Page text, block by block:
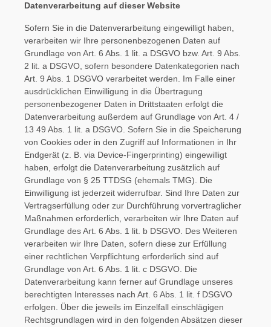
Datenverarbeitung auf dieser Website
Sofern Sie in die Datenverarbeitung eingewilligt haben,
verarbeiten wir Ihre personenbezogenen Daten auf
Grundlage von Art. 6 Abs. 1 lit. a DSGVO bzw. Art. 9 Abs.
2 lit. a DSGVO, sofern besondere Datenkategorien nach
Art. 9 Abs. 1 DSGVO verarbeitet werden. Im Falle einer
ausdrücklichen Einwilligung in die Übertragung
personenbezogener Daten in Drittstaaten erfolgt die
Datenverarbeitung außerdem auf Grundlage von Art. 4 /
13 49 Abs. 1 lit. a DSGVO. Sofern Sie in die Speicherung
von Cookies oder in den Zugriff auf Informationen in Ihr
Endgerät (z. B. via Device-Fingerprinting) eingewilligt
haben, erfolgt die Datenverarbeitung zusätzlich auf
Grundlage von § 25 TTDSG (ehemals TMG). Die
Einwilligung ist jederzeit widerrufbar. Sind Ihre Daten zur
Vertragserfüllung oder zur Durchführung vorvertraglicher
Maßnahmen erforderlich, verarbeiten wir Ihre Daten auf
Grundlage des Art. 6 Abs. 1 lit. b DSGVO. Des Weiteren
verarbeiten wir Ihre Daten, sofern diese zur Erfüllung
einer rechtlichen Verpflichtung erforderlich sind auf
Grundlage von Art. 6 Abs. 1 lit. c DSGVO. Die
Datenverarbeitung kann ferner auf Grundlage unseres
berechtigten Interesses nach Art. 6 Abs. 1 lit. f DSGVO
erfolgen. Über die jeweils im Einzelfall einschlägigen
Rechtsgrundlagen wird in den folgenden Absätzen dieser